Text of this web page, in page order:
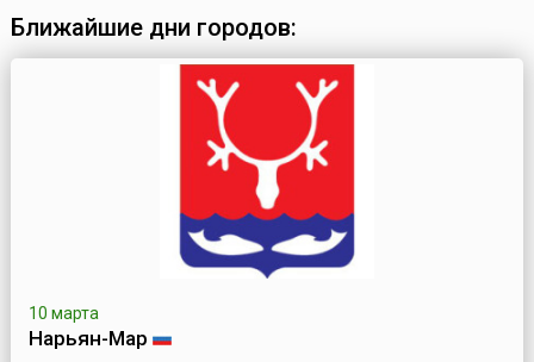
Ближайшие дни городов:
10 марта
Нарьян-Мар